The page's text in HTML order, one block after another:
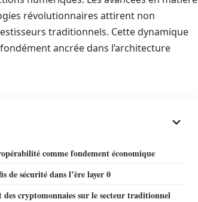
révolutionnaires attirent non
traditionnels. Cette dynamique
ancrée dans l’architecture
comme fondement économique
de sécurité dans l’ère layer 0
des cryptomonnaies sur le secteur traditionnel